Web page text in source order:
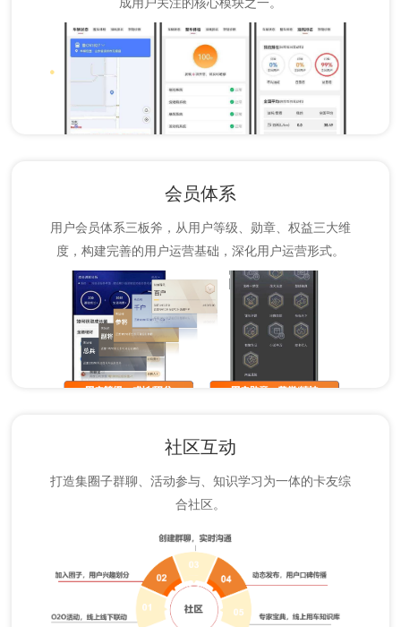
会员体系
用户会员体系三板斧，从用户等级、勋章、权益三大维
度，构建完善的用户运营基础，深化用户运营形式。
社区互动
打造集圈子群聊、活动参与、知识学习为一体的卡友综
合社区。